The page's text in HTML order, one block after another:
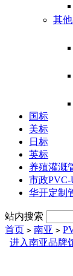
其
国标
美标
日标
英标
养殖灌溉
市政
华开定制
站内搜索
首页 > 南亚 >
进入南亚品牌